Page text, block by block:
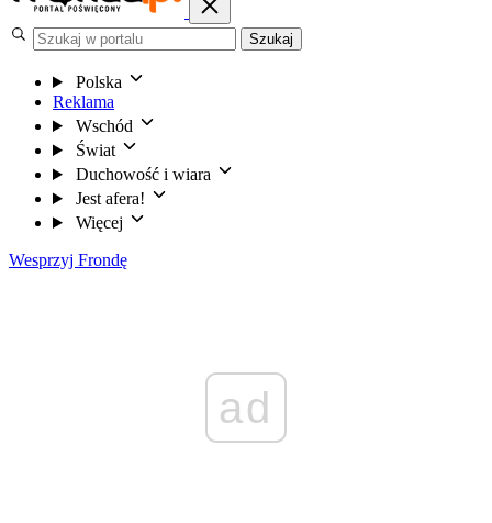
Szukaj
Polska
Reklama
Wschód
Świat
Duchowość i wiara
Jest afera!
Więcej
Wesprzyj Frondę
ad